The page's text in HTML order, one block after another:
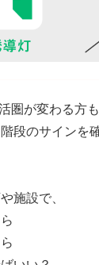
圏が変わる方
段のサインを
施設で、